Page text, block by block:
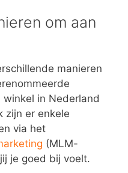
om aan
manieren
in Nederland
zijn er enkele
via het
(MLM-
je goed bij voelt.